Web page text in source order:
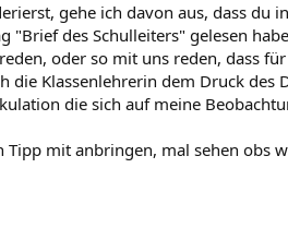
gehe ich davon aus, dass du
"Brief des Schulleiters" gelesen
oder so mit uns reden, dass
die Klassenlehrerin dem Druck des
die sich auf meine
mit anbringen, mal sehen obs